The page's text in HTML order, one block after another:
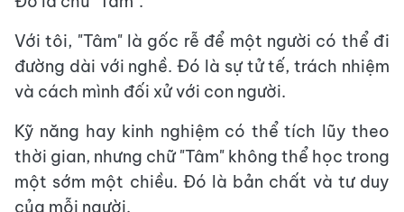
Với tôi, "Tâm" là gốc rễ để một người có thể đi
đường dài với nghề. Đó là sự tử tế, trách nhiệm
và cách mình đối xử với con người.
Kỹ năng hay kinh nghiệm có thể tích lũy theo
thời gian, nhưng chữ "Tâm" không thể học trong
một sớm một chiều. Đó là bản chất và tư duy
của mỗi người.